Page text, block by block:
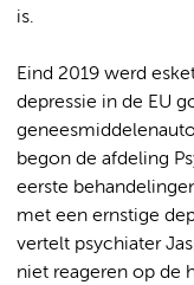
is.
Eind 2019 werd
depressie in de EU
begon de afdeling
eerste
met een ernstige
vertelt psychiater
niet reageren op de